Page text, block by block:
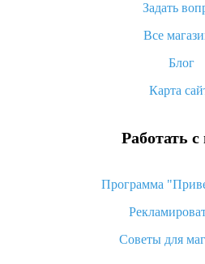
Что делать, если не пришел
возврата
Задать
Все
Блог
Карта
Работать
Программа
Советы для